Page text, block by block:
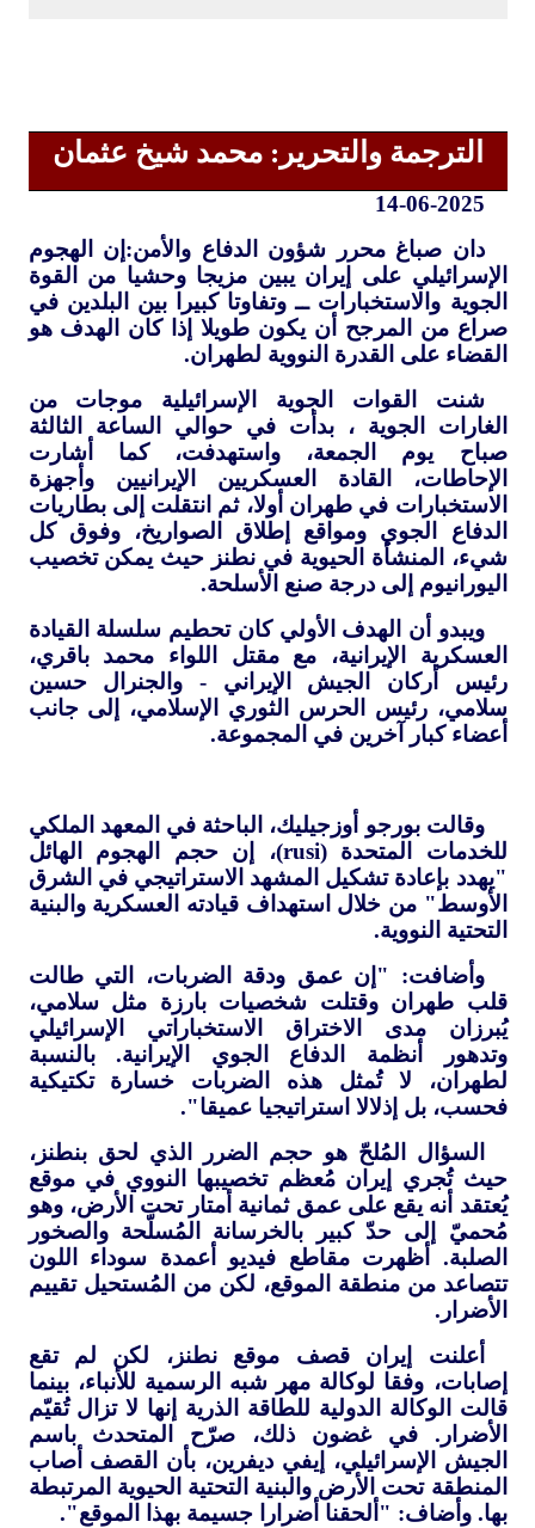
الترجمة والتحرير: محمد شيخ عثمان
14-06-2025
دان صباغ محرر شؤون الدفاع والأمن:إن الهجوم
الإسرائيلي على إيران يبين مزيجا وحشيا من القوة
الجوية والاستخبارات ــ وتفاوتا كبيرا بين البلدين في
صراع من المرجح أن يكون طويلا إذا كان الهدف هو
القضاء على القدرة النووية لطهران.
شنت القوات الجوية الإسرائيلية موجات من
الغارات الجوية ، بدأت في حوالي الساعة الثالثة
صباح يوم الجمعة، واستهدفت، كما أشارت
الإحاطات، القادة العسكريين الإيرانيين وأجهزة
الاستخبارات في طهران أولا، ثم انتقلت إلى بطاريات
الدفاع الجوي ومواقع إطلاق الصواريخ، وفوق كل
شيء، المنشأة الحيوية في نطنز حيث يمكن تخصيب
اليورانيوم إلى درجة صنع الأسلحة.
ويبدو أن الهدف الأولي كان تحطيم سلسلة القيادة
العسكرية الإيرانية، مع مقتل اللواء محمد باقري،
رئيس أركان الجيش الإيراني - والجنرال حسين
سلامي، رئيس الحرس الثوري الإسلامي، إلى جانب
أعضاء كبار آخرين في المجموعة.
وقالت بورجو أوزجيليك، الباحثة في المعهد الملكي
للخدمات المتحدة (rusi)، إن حجم الهجوم الهائل
"يهدد بإعادة تشكيل المشهد الاستراتيجي في الشرق
الأوسط" من خلال استهداف قيادته العسكرية والبنية
التحتية النووية.
وأضافت: "إن عمق ودقة الضربات، التي طالت
قلب طهران وقتلت شخصيات بارزة مثل سلامي،
يُبرزان مدى الاختراق الاستخباراتي الإسرائيلي
وتدهور أنظمة الدفاع الجوي الإيرانية. بالنسبة
لطهران، لا تُمثل هذه الضربات خسارة تكتيكية
فحسب، بل إذلالا استراتيجيا عميقا".
السؤال المُلحّ هو حجم الضرر الذي لحق بنطنز،
حيث تُجري إيران مُعظم تخصيبها النووي في موقع
يُعتقد أنه يقع على عمق ثمانية أمتار تحت الأرض، وهو
مُحميّ إلى حدّ كبير بالخرسانة المُسلّحة والصخور
الصلبة. أظهرت مقاطع فيديو أعمدة سوداء اللون
تتصاعد من منطقة الموقع، لكن من المُستحيل تقييم
الأضرار.
أعلنت إيران قصف موقع نطنز، لكن لم تقع
إصابات، وفقا لوكالة مهر شبه الرسمية للأنباء، بينما
قالت الوكالة الدولية للطاقة الذرية إنها لا تزال تُقيّم
الأضرار. في غضون ذلك، صرّح المتحدث باسم
الجيش الإسرائيلي، إيفي ديفرين، بأن القصف أصاب
المنطقة تحت الأرض والبنية التحتية الحيوية المرتبطة
بها. وأضاف: "ألحقنا أضرارا جسيمة بهذا الموقع".